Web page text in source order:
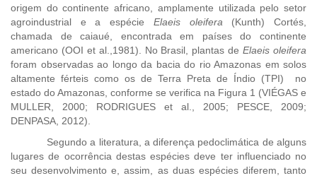
origem do continente africano, amplamente utilizada pelo setor
agroindustrial e a espécie Elaeis oleifera (Kunth) Cortés,
chamada de caiaué, encontrada em países do continente
americano (OOI et al.,1981). No Brasil, plantas deElaeis oleifera
foram observadas ao longo da bacia do rio Amazonas em solos
altamente férteis como os de Terra Preta de Índio (TPI) no
estado do Amazonas, conforme se verifica na Figura 1 (VIÉGAS e
MULLER, 2000; RODRIGUES et al., 2005; PESCE, 2009;
DENPASA, 2012).
Segundo a literatura, a diferença pedoclimática de alguns
lugares de ocorrência destas espécies deve ter influenciado no
seu desenvolvimento e, assim, as duas espécies diferem, tanto